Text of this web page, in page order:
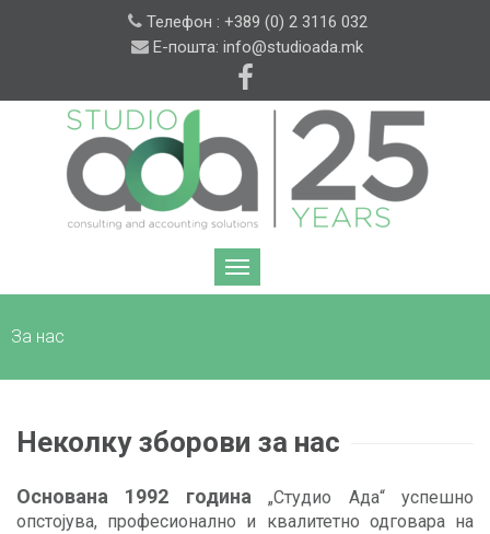
Телефон : +389 (0) 2 3116 032
Е-пошта: info@studioada.mk
За нас
Неколку зборови за нас
Основана 1992 година„Студио Ада“ успешно
опстојува, професионално и квалитетно одговара на